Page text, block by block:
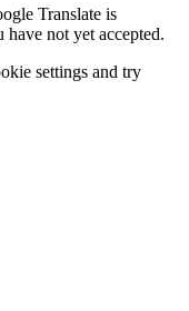
Translate is
have not yet accepted.
settings and try